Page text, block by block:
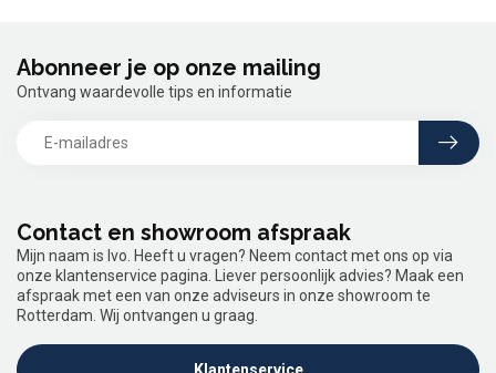
Contact en showroom afspraak
Mijn naam is Ivo. Heeft u vragen? Neem contact met ons op via
onze klantenservice pagina. Liever persoonlijk advies? Maak een
afspraak met een van onze adviseurs in onze showroom te
Rotterdam. Wij ontvangen u graag.
Abonneer je op onze mailing
Ontvang waardevolle tips en informatie